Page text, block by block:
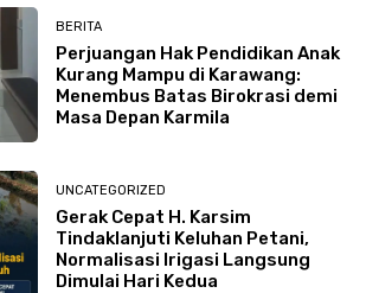
BERITA
Perjuangan Hak Pendidikan Anak
Kurang Mampu di Karawang:
Menembus Batas Birokrasi demi
Masa Depan Karmila
UNCATEGORIZED
Gerak Cepat H. Karsim
Tindaklanjuti Keluhan Petani,
Normalisasi Irigasi Langsung
Dimulai Hari Kedua